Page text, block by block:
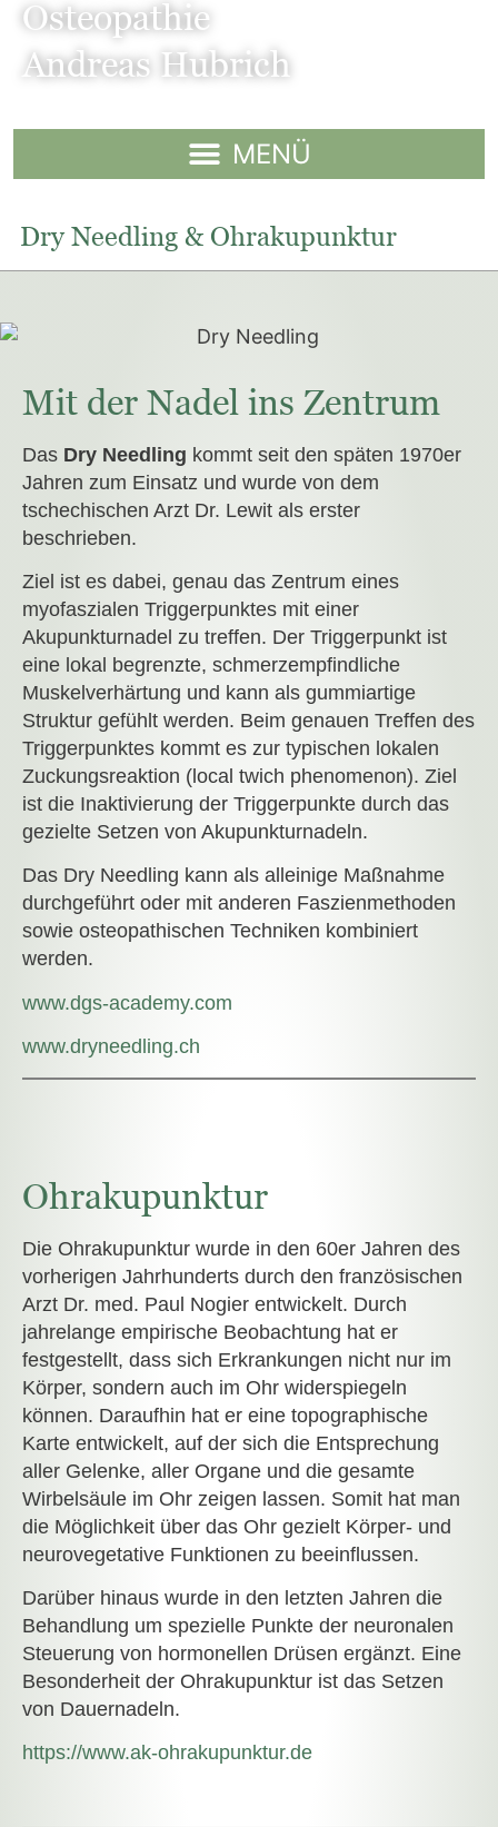
Osteopathie
Andreas Hubrich
Dry Needling & Ohrakupunktur
Mit der Nadel ins Zentrum
Das Dry Needling kommt seit den späten 1970er
Jahren zum Einsatz und wurde von dem
tschechischen Arzt Dr. Lewit als erster
beschrieben.
Ziel ist es dabei, genau das Zentrum eines
myofaszialen Triggerpunktes mit einer
Akupunkturnadel zu treffen. Der Triggerpunkt ist
eine lokal begrenzte, schmerzempfindliche
Muskelverhärtung und kann als gummiartige
Struktur gefühlt werden. Beim genauen Treffen des
Triggerpunktes kommt es zur typischen lokalen
Zuckungsreaktion (local twich phenomenon). Ziel
ist die Inaktivierung der Triggerpunkte durch das
gezielte Setzen von Akupunkturnadeln.
Das Dry Needling kann als alleinige Maßnahme
durchgeführt oder mit anderen Faszienmethoden
sowie osteopathischen Techniken kombiniert
werden.
www.dgs-academy.com
www.dryneedling.ch
Ohrakupunktur
Die Ohrakupunktur wurde in den 60er Jahren des
vorherigen Jahrhunderts durch den französischen
Arzt Dr. med. Paul Nogier entwickelt. Durch
jahrelange empirische Beobachtung hat er
festgestellt, dass sich Erkrankungen nicht nur im
Körper, sondern auch im Ohr widerspiegeln
können. Daraufhin hat er eine topographische
Karte entwickelt, auf der sich die Entsprechung
aller Gelenke, aller Organe und die gesamte
Wirbelsäule im Ohr zeigen lassen. Somit hat man
die Möglichkeit über das Ohr gezielt Körper- und
neurovegetative Funktionen zu beeinflussen.
Darüber hinaus wurde in den letzten Jahren die
Behandlung um spezielle Punkte der neuronalen
Steuerung von hormonellen Drüsen ergänzt. Eine
Besonderheit der Ohrakupunktur ist das Setzen
von Dauernadeln.
https://www.ak-ohrakupunktur.de